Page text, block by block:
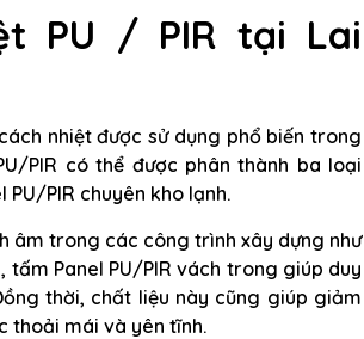
PU / PIR tại Lai
nhiệt được sử dụng phổ biến trong
PIR có thể được phân thành ba loại
PU/PIR chuyên kho lạnh.
âm trong các công trình xây dựng như
tấm Panel PU/PIR vách trong giúp duy
thời, chất liệu này cũng giúp giảm
thoải mái và yên tĩnh.